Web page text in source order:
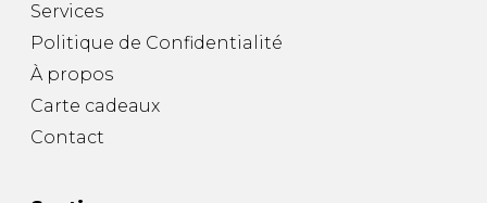
Services
Politique de Confidentialité
À propos
Carte cadeaux
Contact